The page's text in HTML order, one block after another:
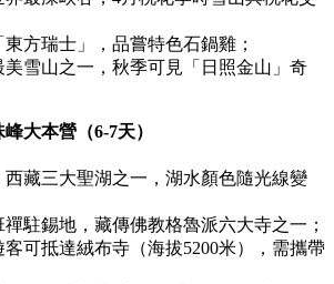
方瑞士」，品嘗特色石鍋雞；
雪山之一，秋季可見「日照金山」奇
大本營（6-7天）
藏三大聖湖之一，湖水顏色隨光線變
駐錫地，藏傳佛教格魯派六大寺之一；
可抵達絨布寺（海拔5200米），需攜帶